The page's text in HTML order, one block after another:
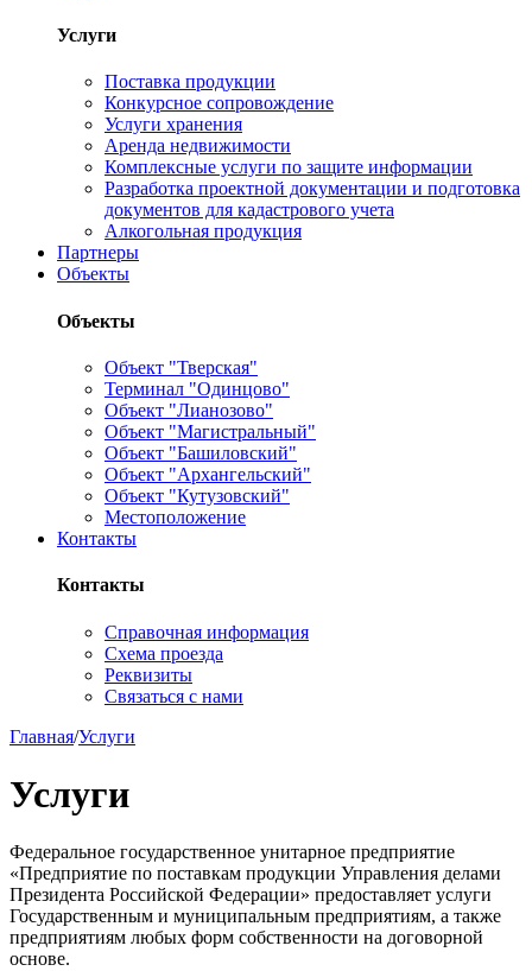
Услуги
Поставка продукции
Конкурсное сопровождение
Услуги хранения
Аренда недвижимости
Комплексные услуги по защите информации
Разработка проектной документации и подготовка
документов для кадастрового учета
Алкогольная продукция
Партнеры
Объекты
Объекты
Объект "Тверская"
Терминал "Одинцово"
Объект "Лианозово"
Объект "Магистральный"
Объект "Башиловский"
Объект "Архангельский"
Объект "Кутузовский"
Местоположение
Контакты
Контакты
Справочная информация
Схема проезда
Реквизиты
Связаться с нами
Главная/Услуги
Услуги
Федеральное государственное унитарное предприятие
«Предприятие по поставкам продукции Управления делами
Президента Российской Федерации» предоставляет услуги
Государственным и муниципальным предприятиям, а также
предприятиям любых форм собственности на договорной
основе.